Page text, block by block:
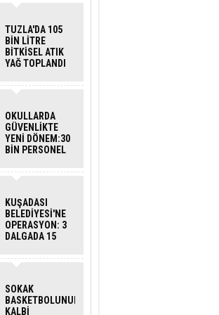
TUZLA'DA 105
BİN LİTRE
BİTKİSEL ATIK
YAĞ TOPLANDI
OKULLARDA
GÜVENLİKTE
YENİ DÖNEM:30
BİN PERSONEL
DEDEKTÖRLÜ
KUŞADASI
BELEDİYESİ'NE
OPERASYON: 3
DALGADA 15
SOKAK
BASKETBOLUNUN
KALBİ